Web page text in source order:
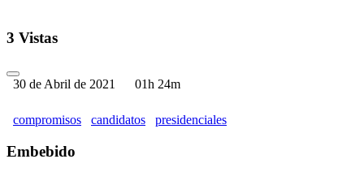
3 Vistas
30 de Abril de 2021 01h 24m
compromisos candidatos presidenciales
Embebido